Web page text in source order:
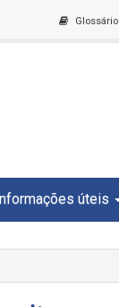
Glossário
úteis